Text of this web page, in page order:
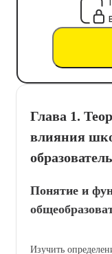
Глава 1.
влияния
Понятие и
Изучить